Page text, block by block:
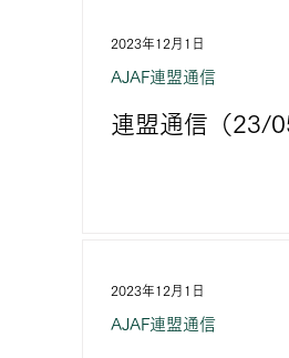
連盟通信（23/
AJAF連盟通信
2023年12月1日
AJAF連盟通信
2023年12月1日